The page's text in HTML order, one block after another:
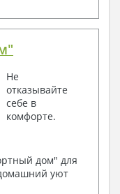
Не
отказывайте
себе в
комфорте.
дом" для
уют